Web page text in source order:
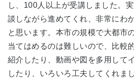
し、100人以上が受講しました。
談しながら進めてくれ、非常にわ
と思います。本市の規模で大都市
当てはめるのは難しいので、比較
紹介したり、動画や図を多用して
したり、いろいろ工夫してくれま